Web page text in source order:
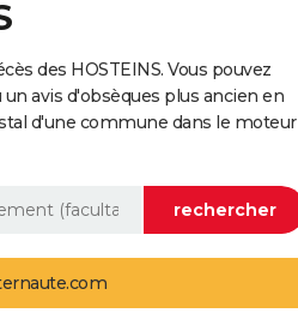
des HOSTEINS. Vous pouvez
avis d'obsèques plus ancien en
d'une commune dans le moteur